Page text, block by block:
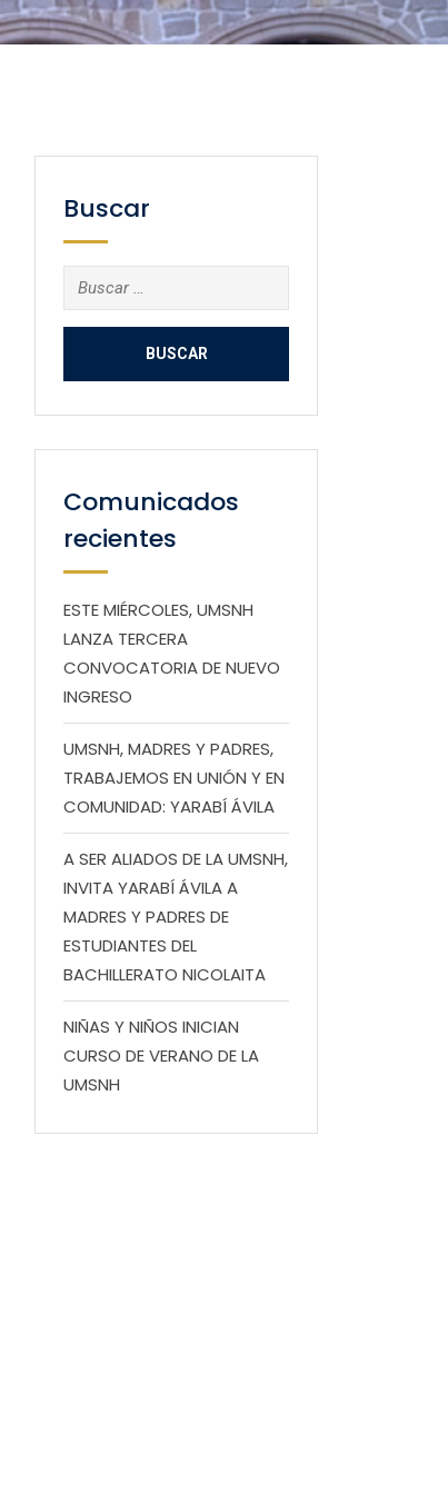
Buscar
Buscar:
Comunicados
recientes
ESTE MIÉRCOLES, UMSNH
LANZA TERCERA
CONVOCATORIA DE NUEVO
INGRESO
UMSNH, MADRES Y PADRES,
TRABAJEMOS EN UNIÓN Y EN
COMUNIDAD: YARABÍ ÁVILA
A SER ALIADOS DE LA UMSNH,
INVITA YARABÍ ÁVILA A
MADRES Y PADRES DE
ESTUDIANTES DEL
BACHILLERATO NICOLAITA
NIÑAS Y NIÑOS INICIAN
CURSO DE VERANO DE LA
UMSNH